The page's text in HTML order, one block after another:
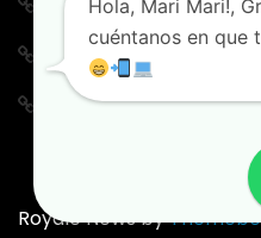
Alimentación de
Feed de comentarios
WordPress.org
Royale News by
Hola, Mari Mari!,
cuéntanos en que